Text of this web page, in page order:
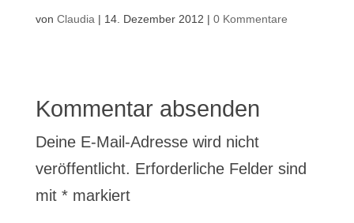
von Claudia | 14. Dezember 2012 | 0 Kommentare
Kommentar absenden
Deine E-Mail-Adresse wird nicht
veröffentlicht. Erforderliche Felder sind
mit *markiert